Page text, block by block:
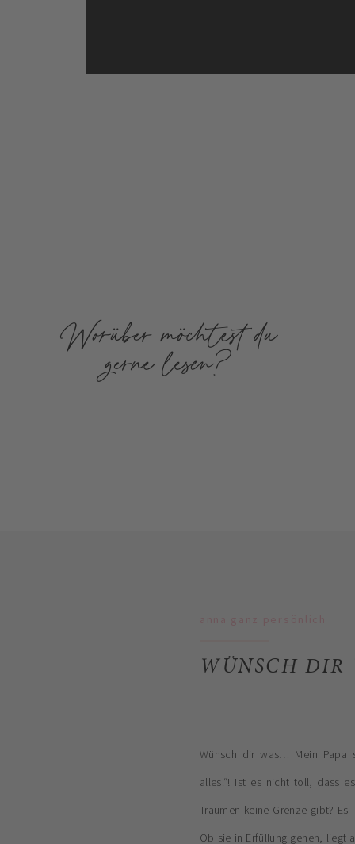
Worüber möchtest du
gerne lesen?
Wünsch dir was… Mein Papa
alles.“! Ist es nicht toll, dass
Träumen keine Grenze gibt?
Ob sie in Erfüllung gehen, liegt
WÜNSCH DIR